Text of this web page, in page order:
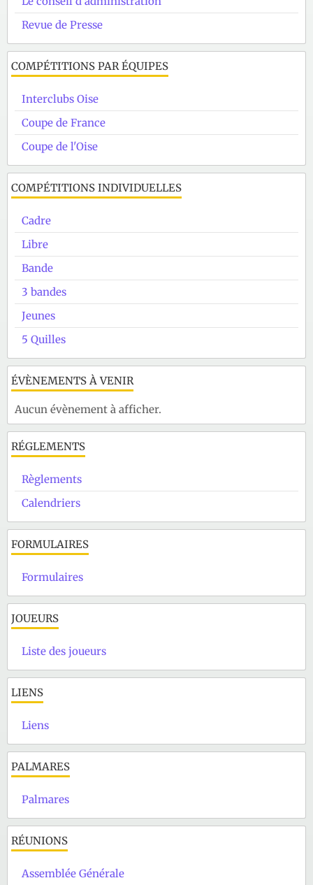
Revue de Presse
COMPÉTITIONS PAR ÉQUIPES
Interclubs Oise
Coupe de France
Coupe de l'Oise
COMPÉTITIONS INDIVIDUELLES
Cadre
Libre
Bande
3 bandes
Jeunes
5 Quilles
ÉVÈNEMENTS À VENIR
Aucun évènement à afficher.
RÉGLEMENTS
Règlements
Calendriers
FORMULAIRES
Formulaires
JOUEURS
Liste des joueurs
LIENS
Liens
PALMARES
Palmares
RÉUNIONS
Assemblée Générale